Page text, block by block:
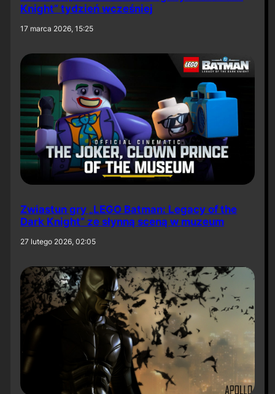
Knight” tydzień wcześniej
17 marca 2026, 15:25
Zwiastun gry „LEGO Batman: Legacy of the
Dark Knight” ze słynną sceną w muzeum
27 lutego 2026, 02:05